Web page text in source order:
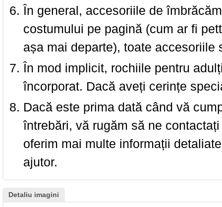
În general, accesoriile de
costumului pe pagină (cum ar fi
așa mai departe), toate accesoriile
În mod implicit, rochiile pentru
încorporat. Dacă aveți cerințe
Dacă este prima dată când vă
întrebări, vă rugăm să ne
oferim mai multe informații
ajutor.
Detaliu imagini